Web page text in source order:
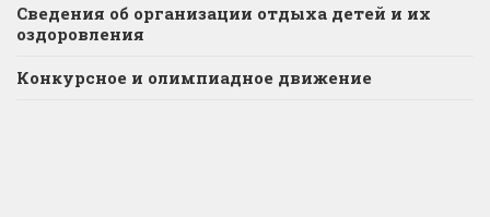
Сведения об организации отдыха детей и их
оздоровления
Конкурсное и олимпиадное движение